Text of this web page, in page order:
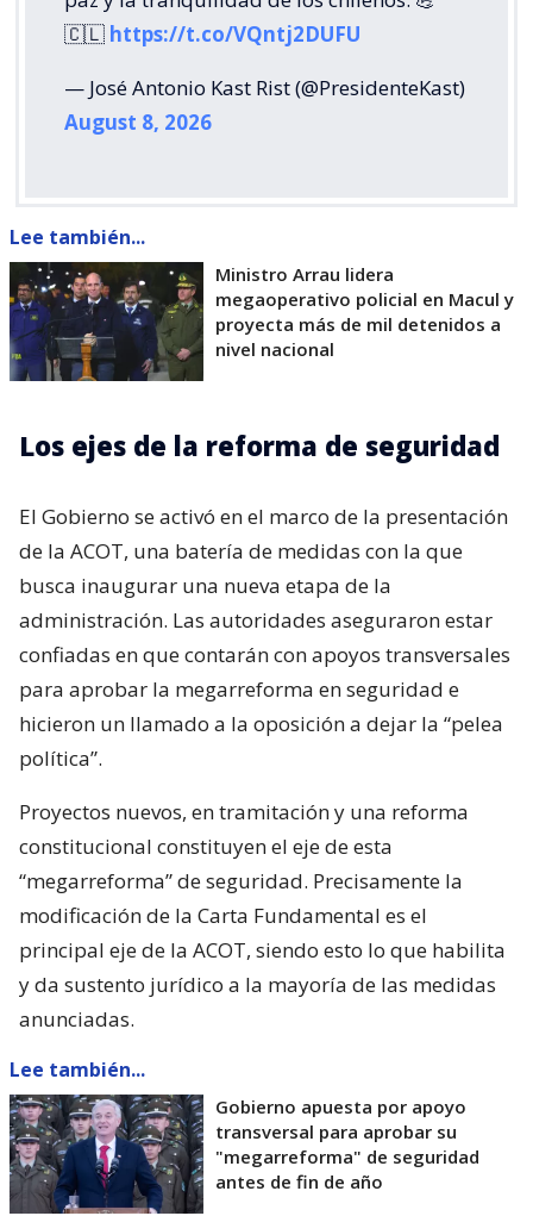
🇨🇱 https://t.co/VQntj2DUFU
— José Antonio Kast Rist (@PresidenteKast)
August 8, 2026
Lee también...
Ministro Arrau lidera
megaoperativo policial en Macul y
proyecta más de mil detenidos a
nivel nacional
Los ejes de la reforma de seguridad
El Gobierno se activó en el marco de la presentación
de la ACOT, una batería de medidas con la que
busca inaugurar una nueva etapa de la
administración. Las autoridades aseguraron estar
confiadas en que contarán con apoyos transversales
para aprobar la megarreforma en seguridad e
hicieron un llamado a la oposición a dejar la “pelea
política”.
Proyectos nuevos, en tramitación y una reforma
constitucional constituyen el eje de esta
“megarreforma” de seguridad. Precisamente la
modificación de la Carta Fundamental es el
principal eje de la ACOT, siendo esto lo que habilita
y da sustento jurídico a la mayoría de las medidas
anunciadas.
Lee también...
Gobierno apuesta por apoyo
transversal para aprobar su
"megarreforma" de seguridad
antes de fin de año